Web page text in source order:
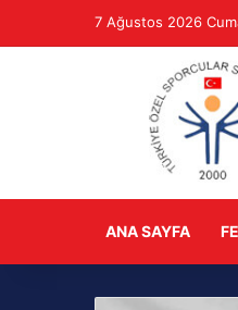
7 Ağustos 2026
ANA SAYFA